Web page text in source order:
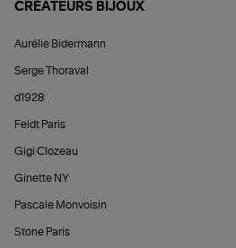
CRÉATEURS BIJOUX
Aurélie Bidermann
Serge Thoraval
d1928
Feidt Paris
Gigi Clozeau
Ginette NY
Pascale Monvoisin
Stone Paris